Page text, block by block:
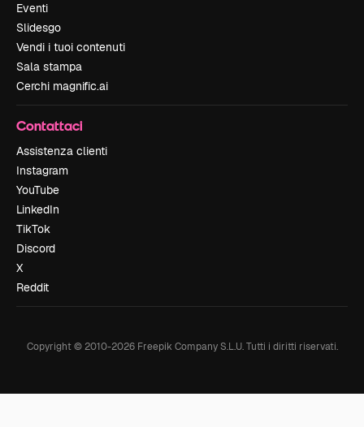
Eventi
Slidesgo
Vendi i tuoi contenuti
Sala stampa
Cerchi magnific.ai
Contattaci
Assistenza clienti
Instagram
YouTube
LinkedIn
TikTok
Discord
X
Reddit
Copyright © 2010-2026Freepik Company S.L.U. Tutti i diritti riservati.